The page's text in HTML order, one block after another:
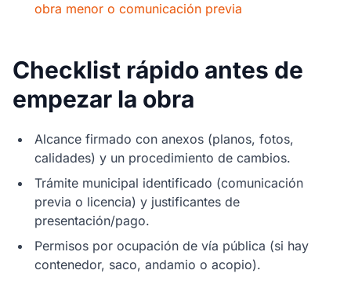
obra menor o comunicación previa
Checklist rápido antes de
empezar la obra
Alcance firmado con anexos (planos, fotos,
calidades) y un procedimiento de cambios.
Trámite municipal identificado (comunicación
previa o licencia) y justificantes de
presentación/pago.
Permisos por ocupación de vía pública (si hay
contenedor, saco, andamio o acopio).